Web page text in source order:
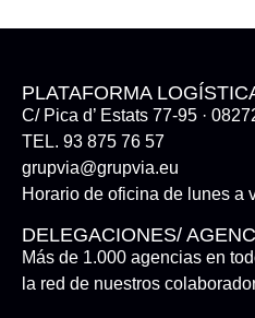
PLATAFORMA
C/ Pica d’ Estats 77-95 ·
TEL. 93 875 76 57
grupvia@grupvia.eu
Horario de oficina de lunes a
DELEGACIONES/
Más de 1.000 agencias en
la red de nuestros